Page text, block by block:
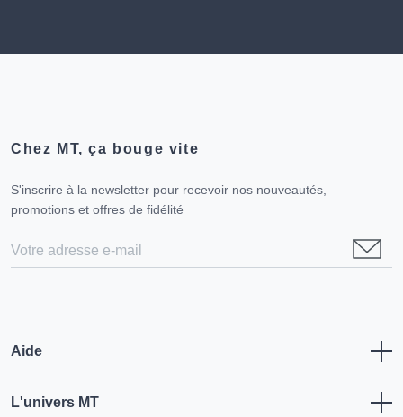
Chez MT, ça bouge vite
S'inscrire à la newsletter pour recevoir nos nouveautés,
promotions et offres de fidélité
Aide
L'univers MT